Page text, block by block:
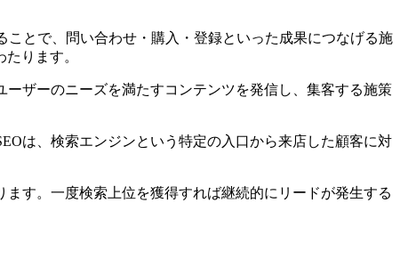
とで、問い合わせ・購入・登録といった成果につなげる施
ります。
ザーのニーズを満たすコンテンツを発信し、集客する施策
は、検索エンジンという特定の入口から来店した顧客に対
す。一度検索上位を獲得すれば継続的にリードが発生する